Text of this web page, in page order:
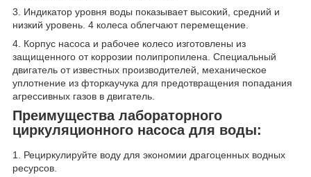
3. Индикатор уровня воды показывает высокий, средний и
низкий уровень. 4 колеса облегчают перемещение.
4. Корпус насоса и рабочее колесо изготовлены из
защищенного от коррозии полипропилена. Специальный
двигатель от известных производителей, механическое
уплотнение из фторкаучука для предотвращения попадания
агрессивных газов в двигатель.
Преимущества лабораторного
циркуляционного насоса для воды:
1. Рециркулируйте воду для экономии драгоценных водных
ресурсов.